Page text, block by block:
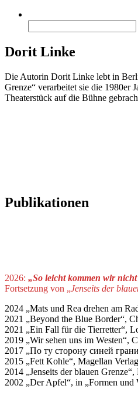
nach:
Dorit Linke
Die Autorin Dorit Linke lebt in
Grenze“ verarbeitet sie die 1980er
Theaterstück auf die Bühne
Publikationen
2026: „So leicht kommen wir
Fortsetzung von „Jenseits der
2024 „Mats und Rea drehen am
2021 „Beyond the Blue Border“,
2021 „Ein Fall für die Tierretter“,
2019 „Wir sehen uns im Westen“,
2017 „По ту сторону синей
2015 „Fett Kohle“, Magellan Verlag
2014 „Jenseits der blauen
2002 „Der Apfel“, in „Formen und